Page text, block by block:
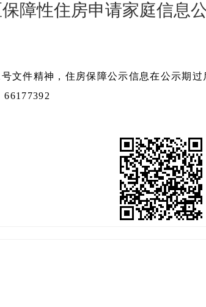
障性住房申请家庭信息公
文件精神，住房保障公示信息在公示期过